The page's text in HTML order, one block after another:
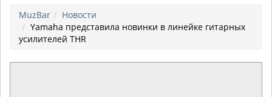
MuzBar
Новости
Yamaha представила новинки в линейке гитарных
усилителей THR